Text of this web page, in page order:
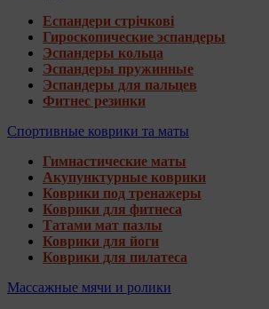
Еспандери стрічкові
Гироскопические эспандеры
Эспандеры кольца
Эспандеры пружинные
Эспандеры для пальцев
Фитнес резинки
Спортивные коврики та маты
Гимнастические маты
Акупунктурные коврики
Коврики под тренажеры
Коврики для фитнеса
Татами мат пазлы
Коврики для йоги
Коврики для пилатеса
Массажные мячи и ролики